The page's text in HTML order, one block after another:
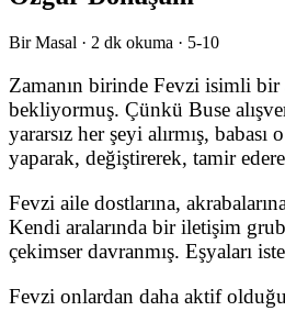
Bir Masal · 2 dk okuma · 5-10
Zamanın birinde Fevzi isimli bir
bekliyormuş. Çünkü Buse
yararsız her şeyi alırmış,
yaparak, değiştirerek, tamir
Fevzi aile dostlarına,
Kendi aralarında bir iletişim
çekimser davranmış. Eşyaları
Fevzi onlardan daha aktif